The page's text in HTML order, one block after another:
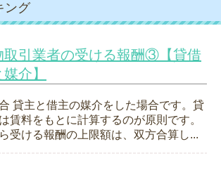
ング
取引業者の受ける報酬③【貸借
介】
貸主と借主の媒介をした場合です。貸
賃料をもとに計算するのが原則です。
受ける報酬の上限額は、双方合算し...